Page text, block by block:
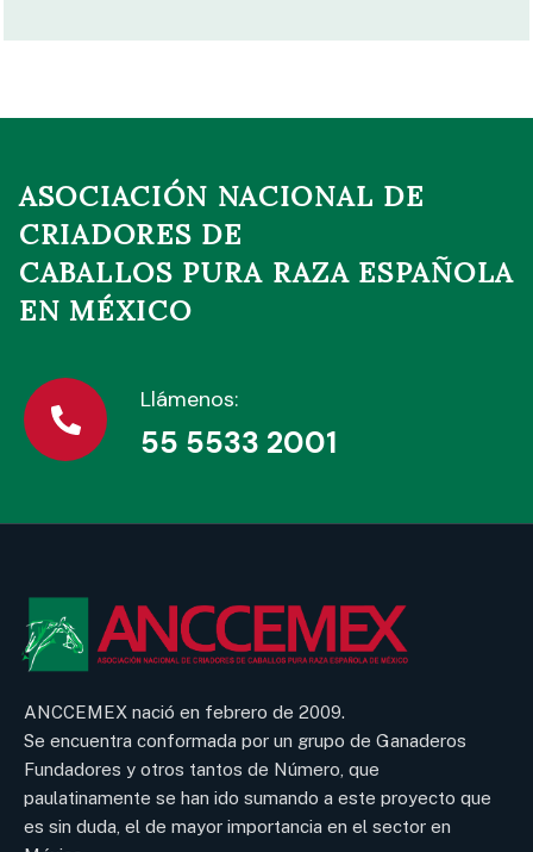
ASOCIACIÓN NACIONAL DE
CRIADORES DE
CABALLOS PURA RAZA ESPAÑOLA
EN MÉXICO
Llámenos:
55 5533 2001
ANCCEMEX nació en febrero de 2009.
Se encuentra conformada por un grupo de Ganaderos
Fundadores y otros tantos de Número, que
paulatinamente se han ido sumando a este proyecto que
es sin duda, el de mayor importancia en el sector en